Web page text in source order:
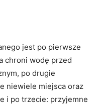
jest po pierwsze
chroni wodę przed
po drugie
niewiele miejsca oraz
i po trzecie: przyjemne